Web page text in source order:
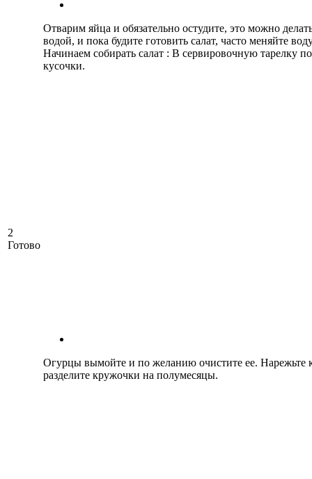
Отварим яйца и обязательно остудите, это можно
водой, и пока будите готовить салат, часто меняйте
Начинаем собирать салат : В сервировочную тарелку
кусочки.
2
Готово
Огурцы вымойте и по желанию очистите ее. Нарежьте
разделите кружочки на полумесяцы.